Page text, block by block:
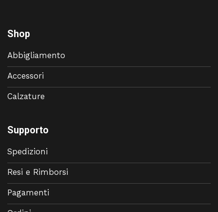
Shop
Abbigliamento
Accessori
Calzature
Supporto
Spedizioni
Resi e Rimborsi
Pagamenti